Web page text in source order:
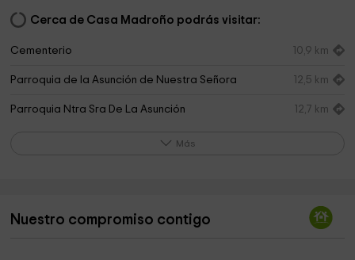
Cerca de Casa Madroño podrás visitar:
Cementerio 10,9 km
Parroquia de la Asunción de Nuestra Señora 12,5 km
Parroquia Ntra Sra De La Asunción 12,7 km
Iglesia del Salvador del Mundo 13,0 km
Más
Nuestro compromiso contigo